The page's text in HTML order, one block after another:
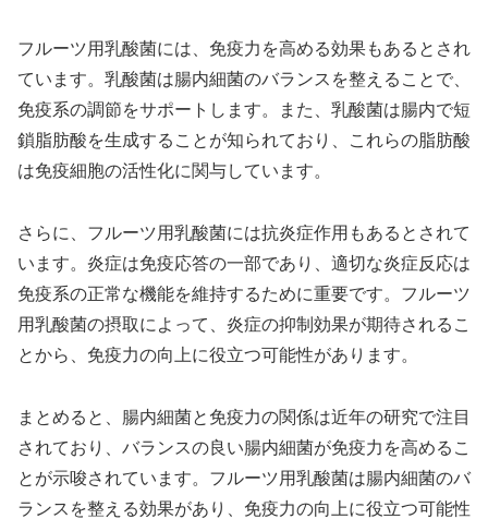
フルーツ用乳酸菌には、免疫力を高める効果もあるとされ
ています。乳酸菌は腸内細菌のバランスを整えることで、
免疫系の調節をサポートします。また、乳酸菌は腸内で短
鎖脂肪酸を生成することが知られており、これらの脂肪酸
は免疫細胞の活性化に関与しています。
さらに、フルーツ用乳酸菌には抗炎症作用もあるとされて
います。炎症は免疫応答の一部であり、適切な炎症反応は
免疫系の正常な機能を維持するために重要です。フルーツ
用乳酸菌の摂取によって、炎症の抑制効果が期待されるこ
とから、免疫力の向上に役立つ可能性があります。
まとめると、腸内細菌と免疫力の関係は近年の研究で注目
されており、バランスの良い腸内細菌が免疫力を高めるこ
とが示唆されています。フルーツ用乳酸菌は腸内細菌のバ
ランスを整える効果があり、免疫力の向上に役立つ可能性